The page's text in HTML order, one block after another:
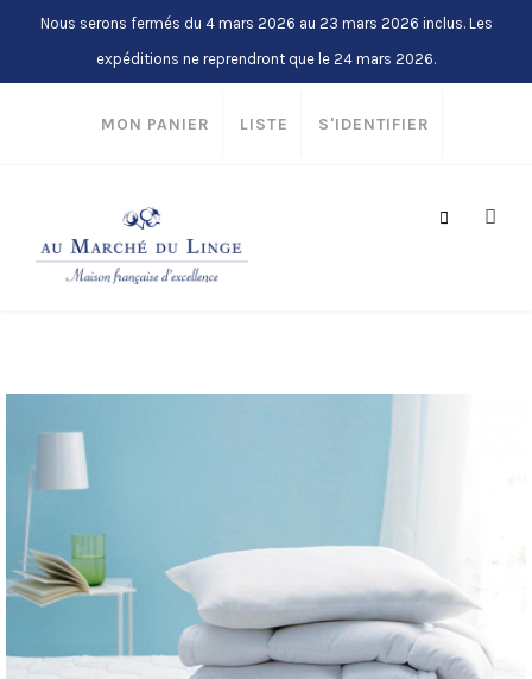
Nous serons fermés du 4 mars 2026 au 23 mars 2026 inclus. Les
expéditions ne reprendront que le 24 mars 2026.
MON PANIER LISTE S'IDENTIFIER